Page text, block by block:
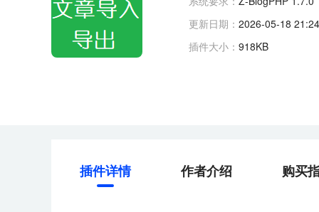
更新日期： 2026-05-18
插件大小： 918KB
插件详情 作者介绍 购买